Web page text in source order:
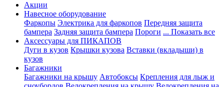
Акции
Навесное оборудование
Фаркопы Электрика для фаркопов Передняя защита
бампера Задняя защита бампера Пороги ... Показать все
Аксессуары для ПИКАПОВ
Дуги в кузов Крышки кузова Вставки (вкладыши) в
кузов
Багажники
Багажники на крышу Автобоксы Крепления для лыж и